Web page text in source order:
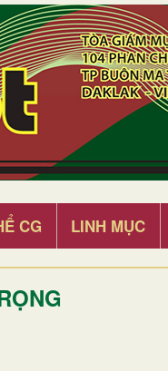
CG LINH MỤC